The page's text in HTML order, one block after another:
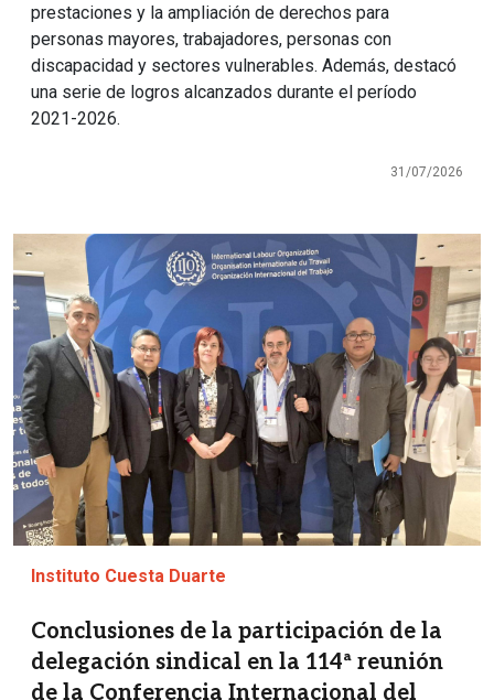
prestaciones y la ampliación de derechos para
personas mayores, trabajadores, personas con
discapacidad y sectores vulnerables. Además, destacó
una serie de logros alcanzados durante el período
2021-2026.
31/07/2026
Imagen
Instituto Cuesta Duarte
Conclusiones de la participación de la
delegación sindical en la 114ª reunión
de la Conferencia Internacional del